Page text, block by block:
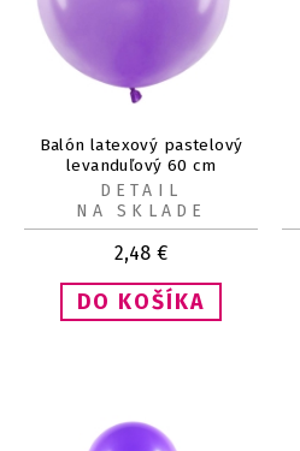
Balón latexový pastelový
levanduľový 60 cm
2,48 €
DETAIL
NA SKLADE